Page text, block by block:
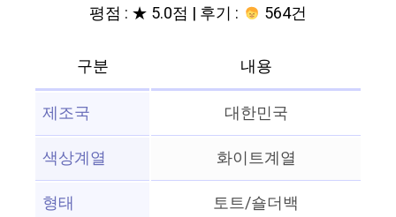
평점 : ★ 5.0점 | 후기 : 564건
구분
내용
제조국
대한민국
색상계열
화이트계열
형태
토트/숄더백